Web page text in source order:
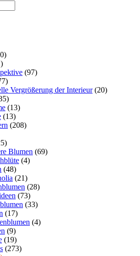
(97)
Vergrößerung der Interieur (20)
(13)
(13)
(208)
Blumen (69)
(4)
(48)
(21)
(28)
(73)
(33)
(17)
(4)
(9)
(19)
(273)